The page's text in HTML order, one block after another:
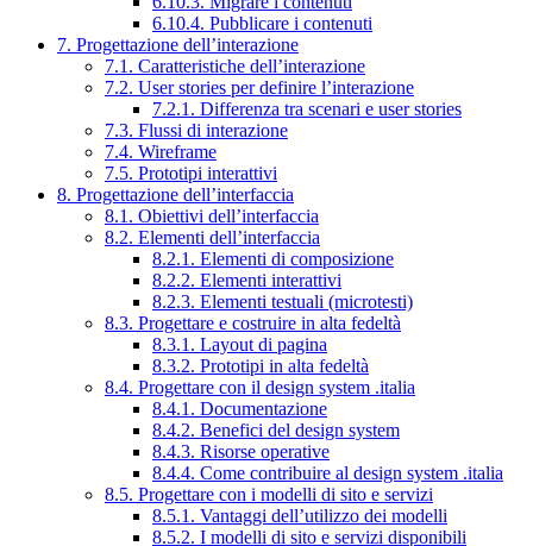
6.10.4. Pubblicare i contenuti
7. Progettazione dell’interazione
7.1. Caratteristiche dell’interazione
7.2. User stories per definire l’interazione
7.2.1. Differenza tra scenari e user stories
7.3. Flussi di interazione
7.4. Wireframe
7.5. Prototipi interattivi
8. Progettazione dell’interfaccia
8.1. Obiettivi dell’interfaccia
8.2. Elementi dell’interfaccia
8.2.1. Elementi di composizione
8.2.2. Elementi interattivi
8.2.3. Elementi testuali (microtesti)
8.3. Progettare e costruire in alta fedeltà
8.3.1. Layout di pagina
8.3.2. Prototipi in alta fedeltà
8.4. Progettare con il design system .italia
8.4.1. Documentazione
8.4.2. Benefici del design system
8.4.3. Risorse operative
8.4.4. Come contribuire al design system .italia
8.5. Progettare con i modelli di sito e servizi
8.5.1. Vantaggi dell’utilizzo dei modelli
8.5.2. I modelli di sito e servizi disponibili